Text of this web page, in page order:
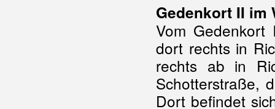
Gedenkort II im
Vom
dort rechts in
rechts ab in
Schotterstraße,
Dort befindet